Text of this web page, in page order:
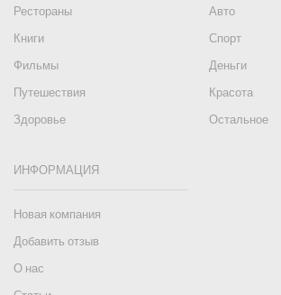
Рестораны
Авто
Книги
Спорт
Фильмы
Деньги
Путешествия
Красота
Здоровье
Остальное
ИНФОРМАЦИЯ
Новая компания
Добавить отзыв
О нас